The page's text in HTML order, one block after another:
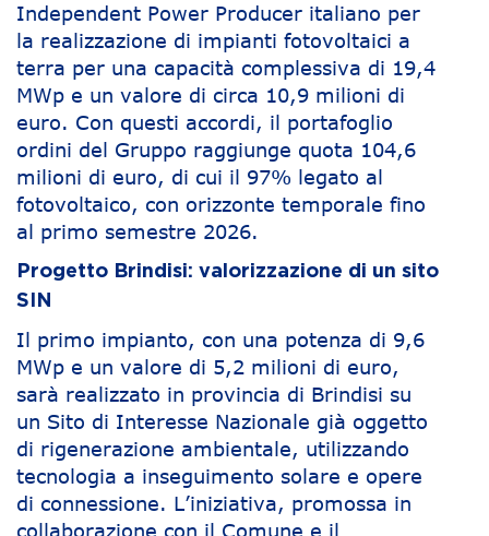
Independent Power Producer italiano per
la realizzazione di impianti fotovoltaici a
terra per una capacità complessiva di 19,4
MWp e un valore di circa 10,9 milioni di
euro. Con questi accordi, il portafoglio
ordini del Gruppo raggiunge quota 104,6
milioni di euro, di cui il 97% legato al
fotovoltaico, con orizzonte temporale fino
al primo semestre 2026.
Progetto Brindisi: valorizzazione di un sito
SIN
Il primo impianto, con una potenza di 9,6
MWp e un valore di 5,2 milioni di euro,
sarà realizzato in provincia di Brindisi su
un Sito di Interesse Nazionale già oggetto
di rigenerazione ambientale, utilizzando
tecnologia a inseguimento solare e opere
di connessione. L’iniziativa, promossa in
collaborazione con il Comune e il